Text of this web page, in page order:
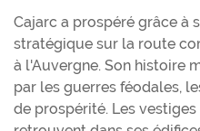
Cajarc a prospéré grâce à
stratégique sur la route
à l'Auvergne. Son histoire
par les guerres féodales,
de prospérité. Les